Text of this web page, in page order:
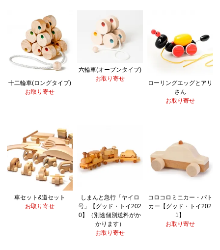
十二輪車(ロングタイプ)
お取り寄せ
六輪車(オープンタイプ)
お取り寄せ
ローリングエッグとアリ
さん
お取り寄せ
車セット&道セット
お取り寄せ
しまんと急行「ヤイロ
号」【グッド・トイ202
0】（別途個別送料がか
かります）
お取り寄せ
コロコロミニカー・パト
カー【グッド・トイ202
1】
お取り寄せ